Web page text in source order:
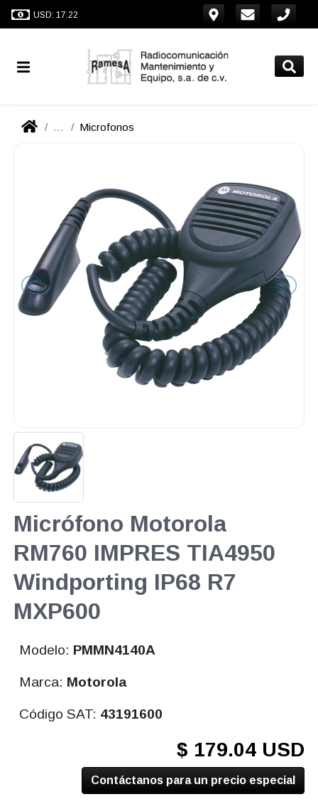
USD: 17.22
... Microfonos
Micrófono Motorola
RM760 IMPRES TIA4950
Windporting IP68 R7
MXP600
Modelo: PMMN4140A
Marca: Motorola
Código SAT: 43191600
$ 179.04 USD
Contáctanos para un precio especial